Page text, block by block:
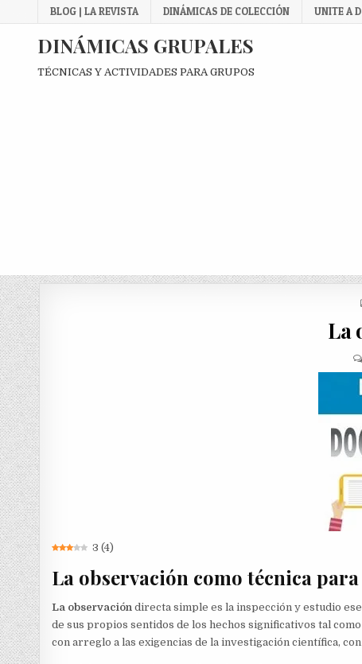
to
BLOG | LA REVISTA DINÁMICAS DE COLECCIÓN UNITE A
DINÁMICAS GRUPALES
TÉCNICAS Y ACTIVIDADES PARA GRUPOS
La
3 (4)
La observación como técnica
La observacióndirecta simple es la inspección y estudio
de sus propios sentidos de los hechos significativos tal
con arreglo a las exigencias de la investigación científica,